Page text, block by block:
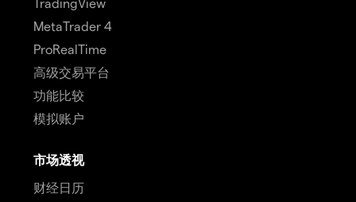
TradingView
MetaTrader 4
ProRealTime
高级交易平台
功能比较
模拟账户
市场透视
财经日历